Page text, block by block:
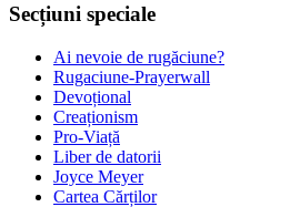
Secțiuni speciale
Ai nevoie de rugăciune?
Rugaciune-Prayerwall
Devoțional
Creaționism
Pro-Viață
Liber de datorii
Joyce Meyer
Cartea Cărților